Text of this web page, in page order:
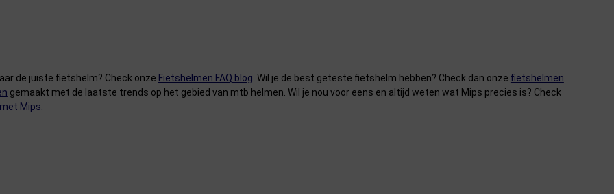
de juiste fietshelm? Check onze Fietshelmen FAQ blog. Wil je de best geteste fietshelm hebben? Check dan onze fietshelmen
gemaakt met de laatste trends op het gebied van mtb helmen. Wil je nou voor eens en altijd weten wat Mips precies is? Check
Mips.